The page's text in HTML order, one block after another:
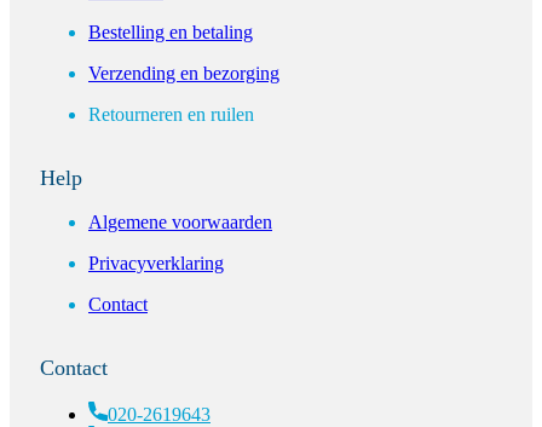
Bestelling en betaling
Verzending en bezorging
Retourneren en ruilen
Help
Algemene voorwaarden
Privacyverklaring
Contact
Contact
020-2619643